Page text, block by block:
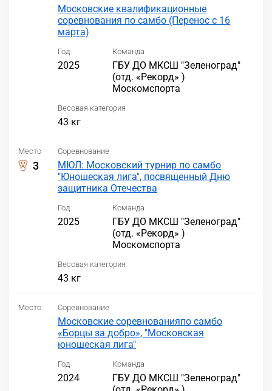
Московские квалификационные
соревнования по самбо (Перенос с 16
марта)
Год
2025
Команда
ГБУ ДО МКСШ "Зеленоград"
(отд. «Рекорд» )
Москомспорта
Весовая категория
43 кг
Место
3
Соревнование
МЮЛ: Московский турнир по самбо
"Юношеская лига", посвященный Дню
защитника Отечества
Год
2025
Команда
ГБУ ДО МКСШ "Зеленоград"
(отд. «Рекорд» )
Москомспорта
Весовая категория
43 кг
Место Соревнование
Московские соревнованияпо самбо
«Борцы за добро», "Московская
юношеская лига"
Год
2024
Команда
ГБУ ДО МКСШ "Зеленоград"